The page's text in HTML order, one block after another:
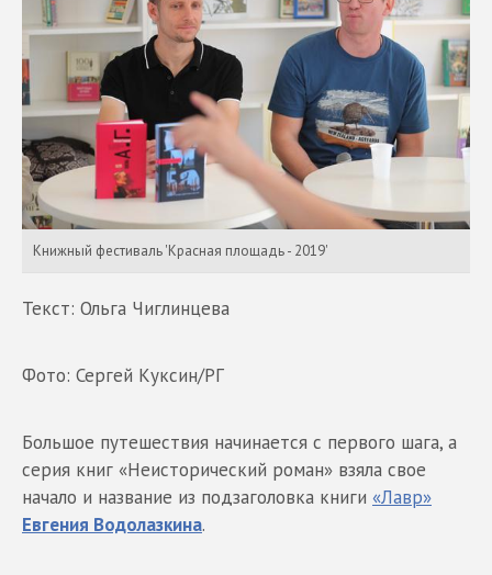
Книжный фестиваль 'Красная площадь - 2019'
Текст: Ольга Чиглинцева
Фото: Сергей Куксин/РГ
Большое путешествия начинается с первого шага, а
серия книг «Неисторический роман» взяла свое
начало и название из подзаголовка книги «Лавр»
Евгения Водолазкина.